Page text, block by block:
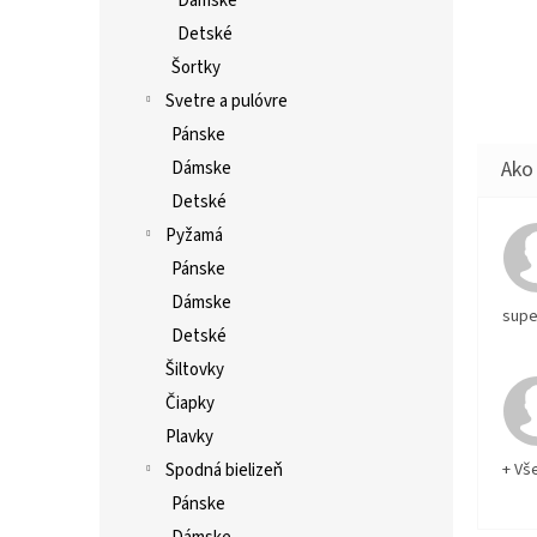
Detské
Šortky
Svetre a pulóvre
Pánske
Dámske
Detské
Pyžamá
Pánske
Dámske
Detské
Šiltovky
Čiapky
Plavky
Spodná bielizeň
Pánske
+